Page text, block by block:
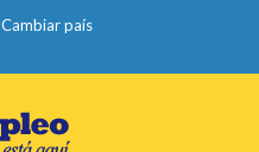
Cambiar país